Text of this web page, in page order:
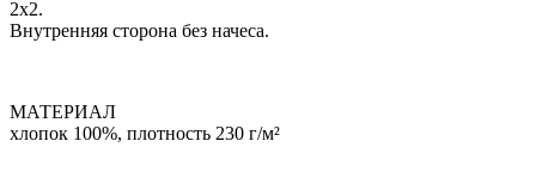
2х2.
Внутренняя сторона без начеса.
МАТЕРИАЛ
хлопок 100%, плотность 230 г/м²